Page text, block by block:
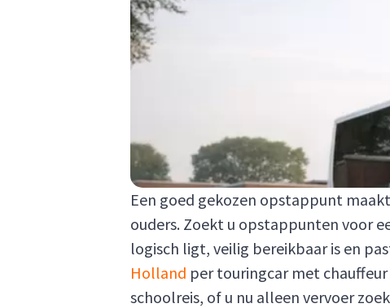
Een goed gekozen opstappunt
ouders. Zoekt u opstappunten voor
logisch ligt, veilig bereikbaar is en
Holland per touringcar met
schoolreis, of u nu alleen vervoer